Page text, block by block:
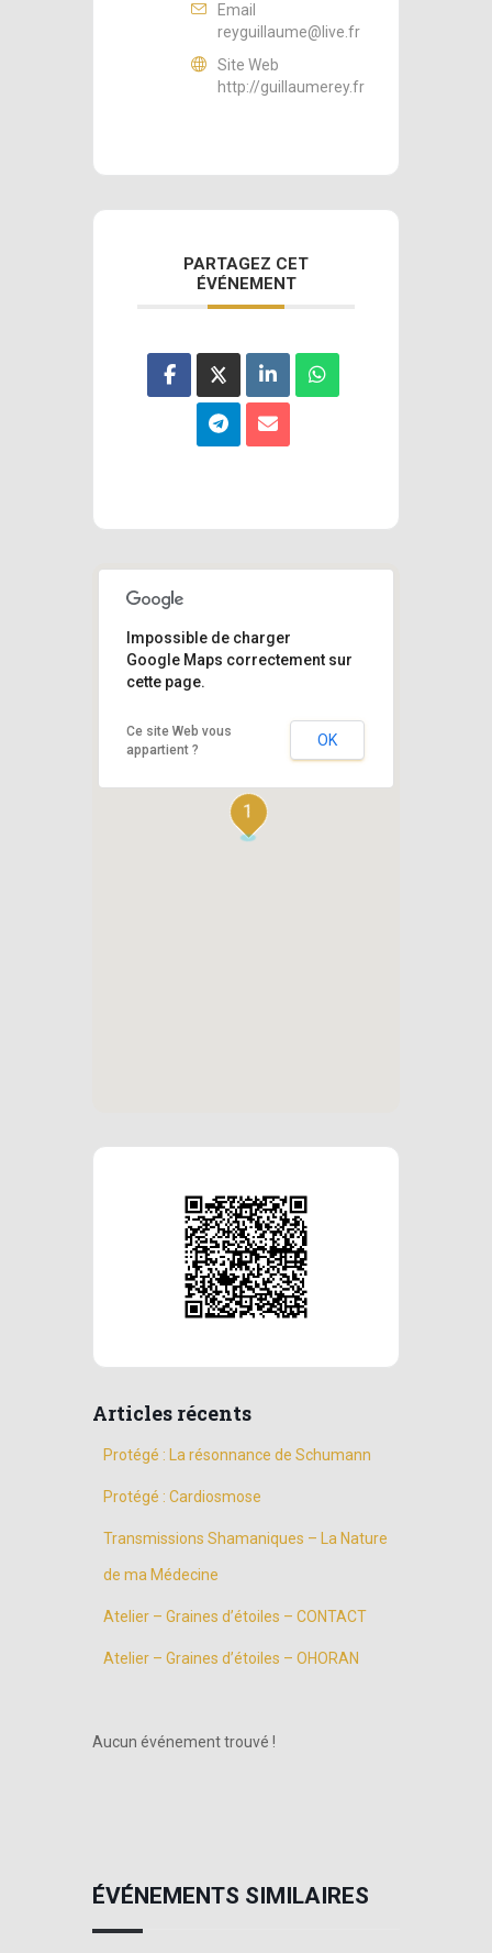
Email
reyguillaume@live.fr
Site Web
http://guillaumerey.fr
PARTAGEZ CET
ÉVÉNEMENT
1
Impossible de charger
Google Maps correctement sur
cette page.
Ce site Web vous
appartient ?
OK
Articles récents
Protégé : La résonnance de Schumann
Protégé : Cardiosmose
Transmissions Shamaniques – La Nature
de ma Médecine
Atelier – Graines d’étoiles – CONTACT
Atelier – Graines d’étoiles – OHORAN
Aucun événement trouvé !
ÉVÉNEMENTS SIMILAIRES